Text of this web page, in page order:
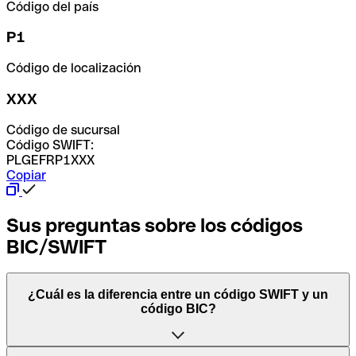
Código del país
P1
Código de localización
XXX
Código de sucursal
Código SWIFT:
PLGEFRP1XXX
Copiar
Sus preguntas sobre los códigos
BIC/SWIFT
¿Cuál es la diferencia entre un código SWIFT y un
código BIC?